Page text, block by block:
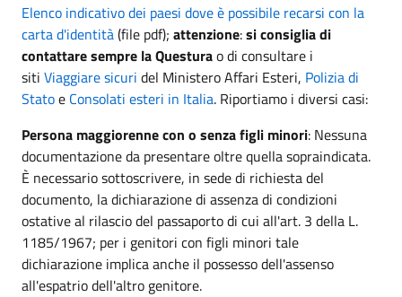
Elenco indicativo dei paesi dove è possibile recarsi con la
carta d'identità(file pdf); attenzione:si consiglia di
contattare sempre la Questurao di consultare i
siti Viaggiare sicuri del Ministero Affari Esteri, Polizia di
Statoe Consolati esteri in Italia. Riportiamo i diversi casi:
Persona maggiorenne con o senza figli minori: Nessuna
documentazione da presentare oltre quella sopraindicata.
È necessario sottoscrivere, in sede di richiesta del
documento, la dichiarazione di assenza di condizioni
ostative al rilascio del passaporto di cui all'art. 3 della L.
1185/1967; per i genitori con figli minori tale
dichiarazione implica anche il possesso dell'assenso
all'espatrio dell'altro genitore.